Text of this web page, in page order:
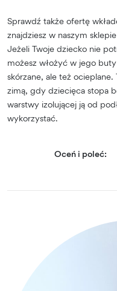
Sprawdź także ofertę
znajdziesz w naszym
Jeżeli Twoje dziecko nie
możesz włożyć w jego
skórzane, ale też ocieplane.
zimą, gdy dziecięca stopa
warstwy izolującej ją od
wykorzystać.
Oceń i poleć: